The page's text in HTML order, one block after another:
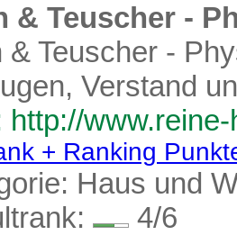
& Teuscher -
& Teuscher -
Verstand
http://
+ Ranking
Haus und
4/6